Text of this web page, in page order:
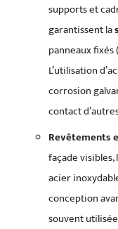
supports et
garantissent la
panneaux
L’utilisation
corrosion
contact
Revêtements
façade
acier
conception
souvent